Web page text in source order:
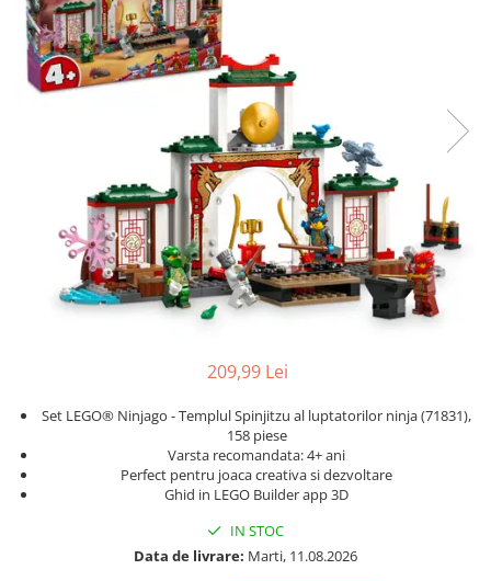
Protectii casa
Protectii utile
Poarta siguranta copii
Deflectoare pentru aer conditionat
Casti antifonice pentru copii si
bebelusi
Echipament protectie bicicleta si
Accesorii auto copii
Ochelari de soare
Palarii protectie UV
Accesorii plaja
Somnul bebelusului
209,99 Lei
Set LEGO® Ninjago - Templul Spinjitzu al luptatorilor ninja (71831),
158 piese
Varsta recomandata: 4+ ani
Perfect pentru joaca creativa si dezvoltare
Ghid in LEGO Builder app 3D
IN STOC
Data de livrare: Marti, 11.08.2026